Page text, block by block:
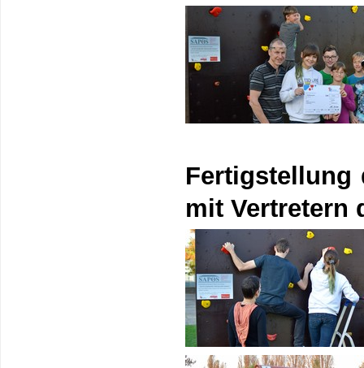
Fertigstellung
mit Vertretern